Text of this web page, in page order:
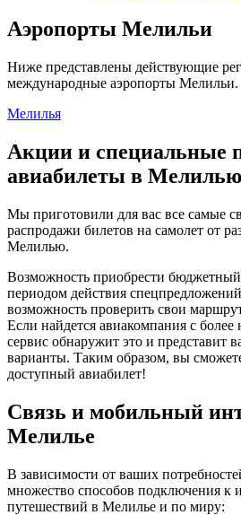
Аэропорты Мелильи
Ниже представлены действующие
международные аэропорты Мелильи.
Мелилья
Акции и специальные
авиабилеты в Мелилью
Мы приготовили для вас все самые
распродажи билетов на самолет от
Мелилью.
Возможность приобрести бюджетный
периодом действия
возможность проверить свои
Если найдется авиакомпания с
сервис обнаружит это и представит
варианты. Таким образом, вы
доступный авиабилет!
Связь и мобильный
Мелилье
В зависимости от ваших
множество способов подключения к
путешествий в Мелилье и по миру: